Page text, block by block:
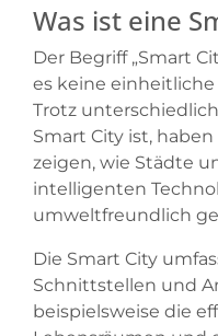
Was ist eine
Der Begriff „Smart
es keine
Trotz
Smart City ist,
zeigen, wie Städte
intelligenten
umweltfreundlich
Die Smart City
Schnittstellen und
beispielsweise die